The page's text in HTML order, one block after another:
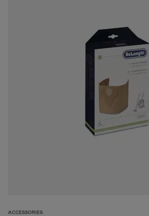
ACCESSORIES